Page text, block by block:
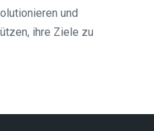
und
ihre Ziele zu